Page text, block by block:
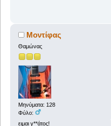
Μοντίφας
Θαμώνας
Μηνύματα: 128
Φύλο:
ειμαι γ**άτος!